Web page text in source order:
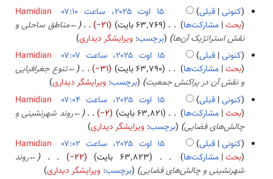
کنونی قبلی
Hamidian
بحث مشارکت‌ها ۶۳٬۷۶۹ بایت −۲۱ ←مناطق ساحلی و
نقش استراتژیک آن‌ها
برچسب:ویرایشگر دیداری
کنونی قبلی
Hamidian
بحث مشارکت‌ها ۶۳٬۷۹۰ بایت −۳۱ ←تنوع جغرافیایی
و نقش آن در پراکنش جمعیت
برچسب:ویرایشگر دیداری
کنونی قبلی
Hamidian
بحث مشارکت‌ها ۶۳٬۸۲۱ بایت −۲ ←روند شهرنشینی و
چالش‌های فضایی
برچسب:ویرایشگر دیداری
کنونی قبلی
Hamidian
بحث مشارکت‌ها ۶۳٬۸۲۳ بایت −۲۲ ←روند
شهرنشینی و چالش‌های فضایی
برچسب:ویرایشگر دیداری